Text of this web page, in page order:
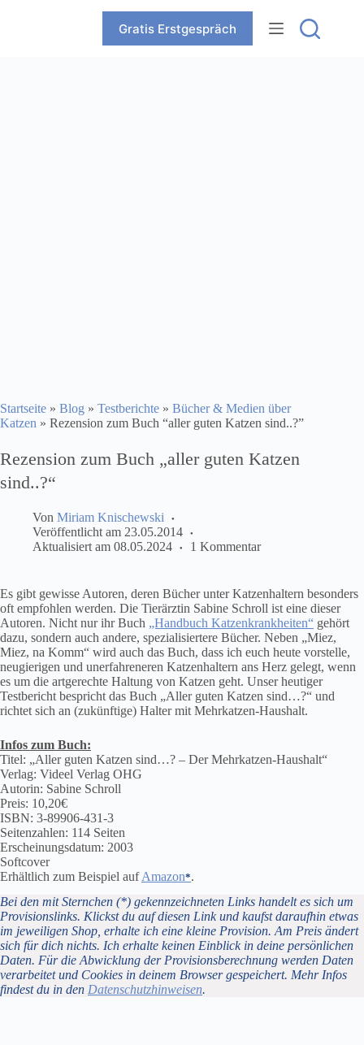
Gratis Erstgespräch
Startseite » Blog » Testberichte » Bücher & Medien über
Katzen » Rezension zum Buch “aller guten Katzen sind..?”
Rezension zum Buch „aller guten Katzen
sind..?“
Von Miriam Knischewski
Veröffentlicht am 23.05.2014
Aktualisiert am 08.05.2024 1 Kommentar
Es gibt gewisse Autoren, deren Bücher unter Katzenhaltern besonders
oft empfohlen werden. Die Tierärztin Sabine Schroll ist eine dieser
Autoren. Nicht nur ihr Buch „Handbuch Katzenkrankheiten“ gehört
dazu, sondern auch andere, spezialisiertere Bücher. Neben „Miez,
Miez, na Komm“ wird auch das Buch, dass ich euch heute vorstelle,
neugierigen und unerfahreneren Katzenhaltern ans Herz gelegt, wenn
es um die artgerechte Haltung von Katzen geht. Unser heutiger
Testbericht bespricht das Buch „Aller guten Katzen sind…?“ und
richtet sich an (zukünftige) Halter mit Mehrkatzen-Haushalt.
Infos zum Buch:
Titel: „Aller guten Katzen sind…? – Der Mehrkatzen-Haushalt“
Verlag: Videel Verlag OHG
Autorin: Sabine Schroll
Preis: 10,20€
ISBN: 3-89906-431-3
Seitenzahlen: 114 Seiten
Erscheinungsdatum: 2003
Softcover
Erhältlich zum Beispiel aufAmazon .
Bei den mit Sternchen (*) gekennzeichneten Links handelt es sich um
Provisionslinks. Klickst du auf diesen Link und kaufst daraufhin etwas
im jeweiligen Shop, erhalte ich eine kleine Provision. Am Preis ändert
sich für dich nichts. Ich erhalte keinen Einblick in deine persönlichen
Daten. Für die Abwicklung der Provisionsberechnung werden Daten
verarbeitet und Cookies in deinem Browser gespeichert. Mehr Infos
findest du in den Datenschutzhinweisen.